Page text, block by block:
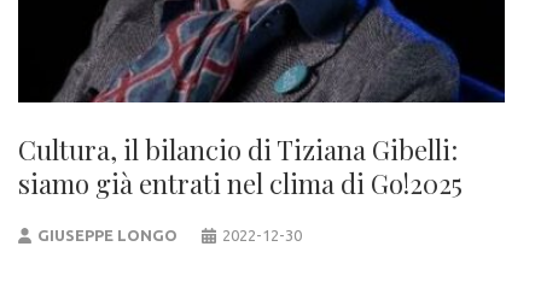
Cultura, il bilancio di Tiziana Gibelli:
siamo già entrati nel clima di Go!2025
GIUSEPPE LONGO 2022-12-30